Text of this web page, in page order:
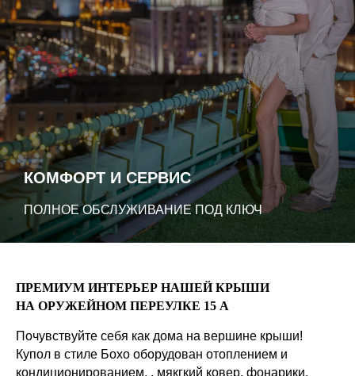
КОМФОРТ И СЕРВИС
ПОЛНОЕ ОБСЛУЖИВАНИЕ ПОД КЛЮЧ
ПРЕМИУМ ИНТЕРЬЕР НАШЕЙ КРЫШИ
НА ОРУЖЕЙНОМ ПЕРЕУЛКЕ 15 А
Почувствуйте себя как дома на вершине крыши!
Купол в стиле Бохо оборудован отоплением и
кондиционированием, , мякгкий ковер, фонарики,